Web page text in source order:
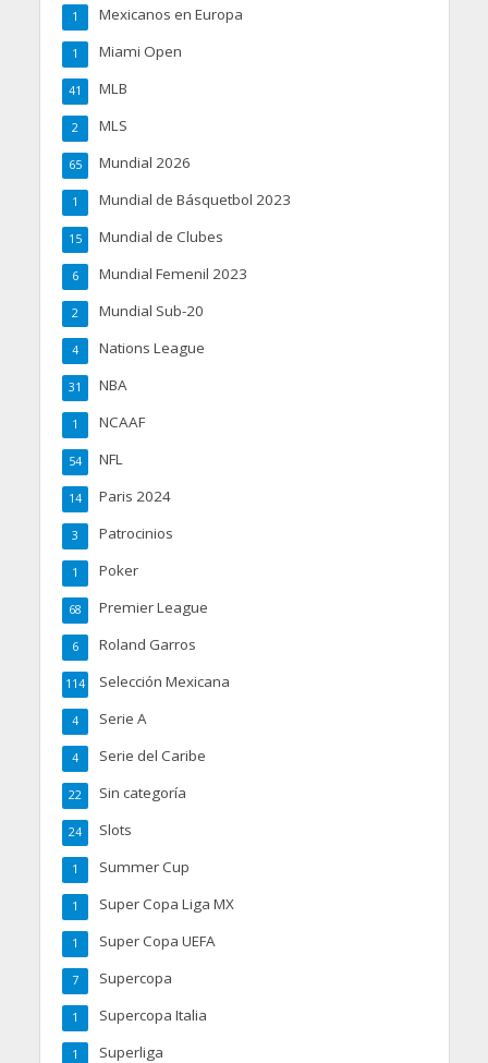
Mexicanos en Europa
1
Miami Open
1
MLB
41
MLS
2
Mundial 2026
65
Mundial de Básquetbol 2023
1
Mundial de Clubes
15
Mundial Femenil 2023
6
Mundial Sub-20
2
Nations League
4
NBA
31
NCAAF
1
NFL
54
Paris 2024
14
Patrocinios
3
Poker
1
Premier League
68
Roland Garros
6
Selección Mexicana
114
Serie A
4
Serie del Caribe
4
Sin categoría
22
Slots
24
Summer Cup
1
Super Copa Liga MX
1
Super Copa UEFA
1
Supercopa
7
Supercopa Italia
1
Superliga
1